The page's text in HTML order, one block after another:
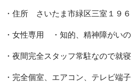
・住所 さいたま市緑区三室１９６
・女性専用 ・知的、精神障がい
・夜間完全スタッフ常駐なので就
・完全個室、エアコン、テレビ端